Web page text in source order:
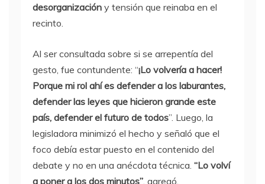
desorganización y tensión que reinaba en el
recinto.
Al ser consultada sobre si se arrepentía del
gesto, fue contundente: “¡Lo volvería a hacer!
Porque mi rol ahí es defender a los laburantes,
defender las leyes que hicieron grande este
país, defender el futuro de todos”. Luego, la
legisladora minimizó el hecho y señaló que el
foco debía estar puesto en el contenido del
debate y no en una anécdota técnica. “Lo volví
a poner a los dos minutos”, agregó.